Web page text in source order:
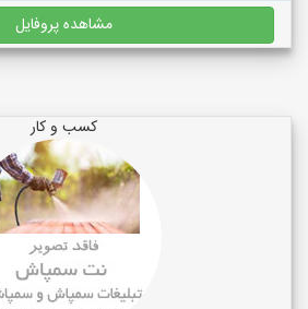
مشاهده پروفایل
کسب و کار